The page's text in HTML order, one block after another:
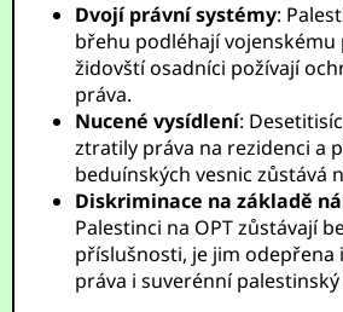
Dvojí právní systémy:
břehu podléhají vojenskému
židovští osadníci požívají
práva.
Nucené vysídlení:
ztratily práva na rezidenci a
beduínských vesnic zůstává
Diskriminace na základě
Palestinci na OPT zůstávají
příslušnosti, je jim odepřena
práva i suverénní